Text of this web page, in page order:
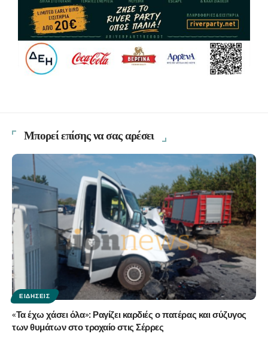
Μπορεί επίσης να σας αρέσει
ΕΙΔΉΣΕΙΣ
«Τα έχω χάσει όλα»: Ραγίζει καρδιές ο πατέρας και σύζυγος
των θυμάτων στο τροχαίο στις Σέρρες